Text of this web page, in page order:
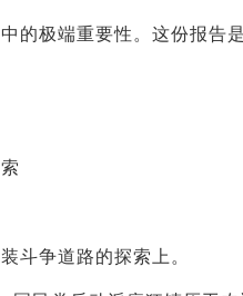
的极端重要性。这份报告
争道路的探索上。